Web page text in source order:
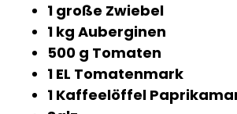
1 große Zwiebel
1 kg Auberginen
500 g Tomaten
1 EL Tomatenmark
1 Kaffeelöffel